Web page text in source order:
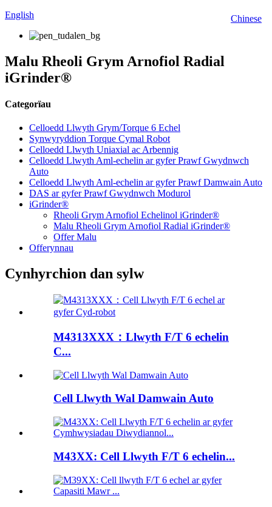
Chinese
English
Malu Rheoli Grym Arnofiol Radial
iGrinder®
Categorïau
Celloedd Llwyth Grym/Torque 6 Echel
Synwyryddion Torque Cymal Robot
Celloedd Llwyth Uniaxial ac Arbennig
Celloedd Llwyth Aml-echelin ar gyfer Prawf Gwydnwch
Auto
Celloedd Llwyth Aml-echelin ar gyfer Prawf Damwain Auto
DAS ar gyfer Prawf Gwydnwch Modurol
iGrinder®
Rheoli Grym Arnofiol Echelinol iGrinder®
Malu Rheoli Grym Arnofiol Radial iGrinder®
Offer Malu
Offerynnau
Cynhyrchion dan sylw
M4313XXX：Llwyth F/T 6 echelin
C...
Cell Llwyth Wal Damwain Auto
M43XX: Cell Llwyth F/T 6 echelin...